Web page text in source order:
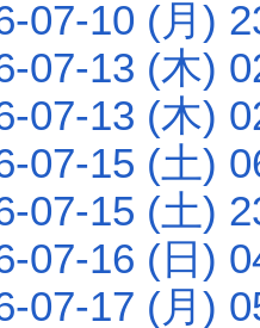
07-10 (月)
07-13 (木)
07-13 (木)
07-15 (土)
07-15 (土)
07-16 (日)
07-17 (月)